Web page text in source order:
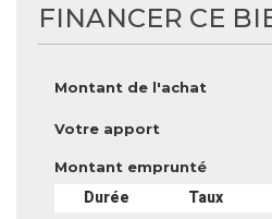
FINANCER CE
Montant de l'achat
Votre apport
Montant emprunté
Durée Taux